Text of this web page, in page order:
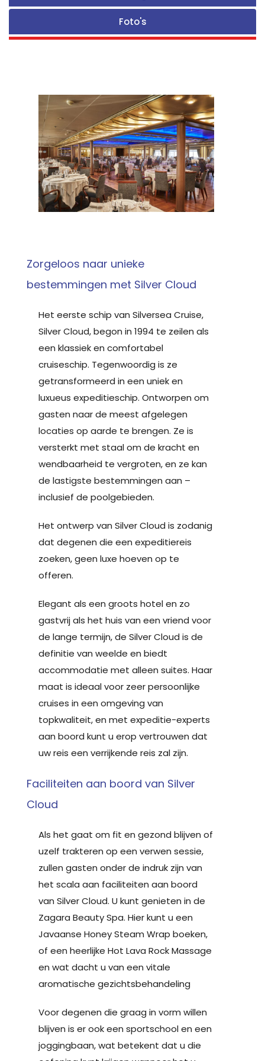
Foto's
Zorgeloos naar unieke
bestemmingen met Silver Cloud
Het eerste schip van Silversea Cruise,
Silver Cloud, begon in 1994 te zeilen als
een klassiek en comfortabel
cruiseschip. Tegenwoordig is ze
getransformeerd in een uniek en
luxueus expeditieschip. Ontworpen om
gasten naar de meest afgelegen
locaties op aarde te brengen. Ze is
versterkt met staal om de kracht en
wendbaarheid te vergroten, en ze kan
de lastigste bestemmingen aan –
inclusief de poolgebieden.
Het ontwerp van Silver Cloud is zodanig
dat degenen die een expeditiereis
zoeken, geen luxe hoeven op te
offeren.
Elegant als een groots hotel en zo
gastvrij als het huis van een vriend voor
de lange termijn, de Silver Cloud is de
definitie van weelde en biedt
accommodatie met alleen suites. Haar
maat is ideaal voor zeer persoonlijke
cruises in een omgeving van
topkwaliteit, en met expeditie-experts
aan boord kunt u erop vertrouwen dat
uw reis een verrijkende reis zal zijn.
Faciliteiten aan boord van Silver
Cloud
Als het gaat om fit en gezond blijven of
uzelf trakteren op een verwen sessie,
zullen gasten onder de indruk zijn van
het scala aan faciliteiten aan boord
van Silver Cloud. U kunt genieten in de
Zagara Beauty Spa. Hier kunt u een
Javaanse Honey Steam Wrap boeken,
of een heerlijke Hot Lava Rock Massage
en wat dacht u van een vitale
aromatische gezichtsbehandeling
Voor degenen die graag in vorm willen
blijven is er ook een sportschool en een
joggingbaan, wat betekent dat u die